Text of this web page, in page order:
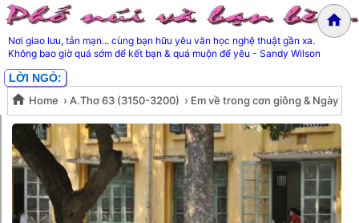
Nơi giao lưu, tản mạn... cùng bạn hữu yêu văn học nghệ thuật gần xa.
Không bao giờ quá sớm để kết bạn & quá muộn để yêu - Sandy Wilson
LỜI NGỎ:
Home › A.Thơ 63 (3150-3200) › Em về trong cơn giông & Ngày
khai trường năm cũ- Lê Thanh Hùng
Em về trong cơn giông & Ngày
khai trường năm cũ- Lê Thanh
Hùng